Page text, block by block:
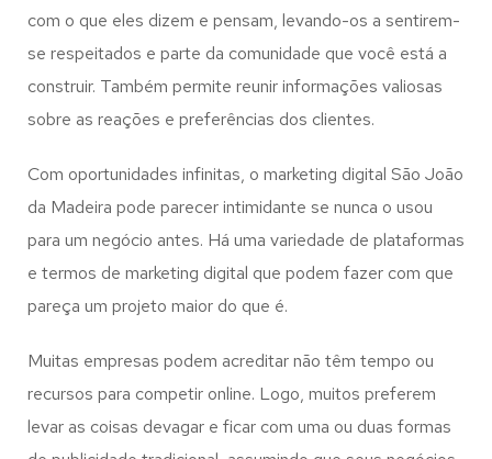
com o que eles dizem e pensam, levando-os a sentirem-
se respeitados e parte da comunidade que você está a
construir. Também permite reunir informações valiosas
sobre as reações e preferências dos clientes.
Com oportunidades infinitas, o marketing digital São João
da Madeira pode parecer intimidante se nunca o usou
para um negócio antes. Há uma variedade de plataformas
e termos de marketing digital que podem fazer com que
pareça um projeto maior do que é.
Muitas empresas podem acreditar não têm tempo ou
recursos para competir online. Logo, muitos preferem
levar as coisas devagar e ficar com uma ou duas formas